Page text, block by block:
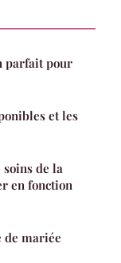
parfait pour
et les
de la
en fonction
de mariée